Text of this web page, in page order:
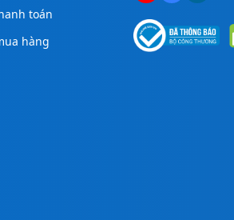
toán
hàng